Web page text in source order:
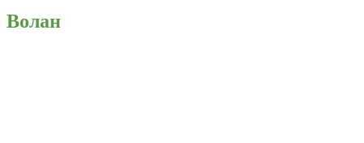
Волан